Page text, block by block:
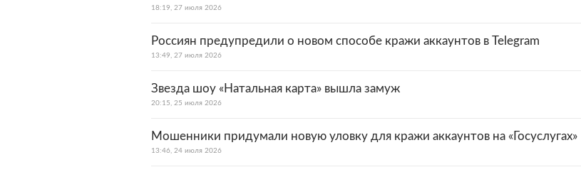
18:19, 27 июля 2026
Россиян предупредили о новом способе кражи аккаунтов в Telegram
13:49, 27 июля 2026
Звезда шоу «Натальная карта» вышла замуж
20:15, 25 июля 2026
Мошенники придумали новую уловку для кражи аккаунтов на «Госуслугах»
13:46, 24 июля 2026